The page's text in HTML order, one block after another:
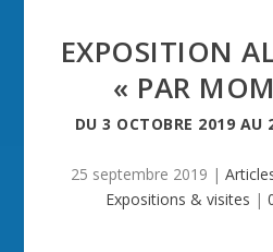
EXPOSITION
« PAR
DU 3 OCTOBRE 2019 AU
25 septembre 2019 |
Expositions & visites |